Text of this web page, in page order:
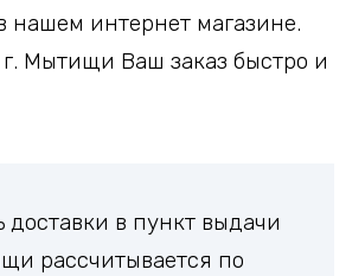
нашем интернет магазине.
Мытищи Ваш заказ быстро и
доставки в пункт выдачи
рассчитывается по